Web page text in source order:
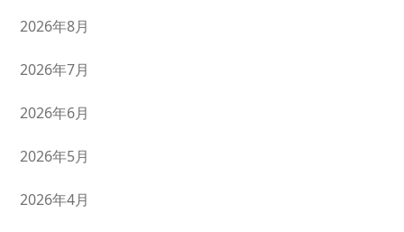
2026年8月
2026年7月
2026年6月
2026年5月
2026年4月